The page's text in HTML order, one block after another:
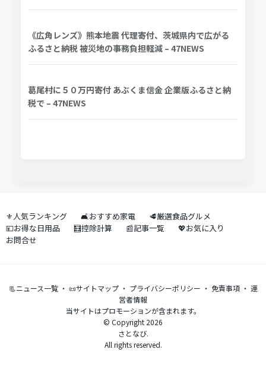
《広角レンズ》熊本地震 代理寄付、茨城県内で広がる
ふるさと納税 被災地の事務負担軽減 – 47NEWS
葛尾村に５０万円寄付 あぶくま信金 企業版ふるさと納
税で – 47NEWS
⚜️人気ランキング 🛋️おすすめ家電
🥩厳選食品グルメ
💴お得な日用品
🧮控除計算 📰記事一覧
💖お気に入り
お問合せ
📃ニュース一覧・ 📜サイトマップ・ プライバシーポリシー ・ 免責事項・ 運
営者情報
当サイトはプロモーションが含まれます。
© Copyright 2026
さとなび.
All rights reserved.